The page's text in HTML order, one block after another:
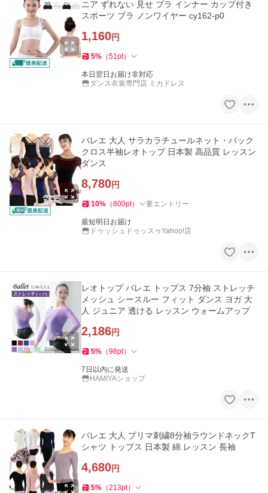
ニア ずれない 見せ ブラ インナー カップ付き
スポーツ ブラ ノンワイヤー cy162-p0
1,160円
5% （51pt）
本日翌日お届け非対応
ダンス衣装専門店 ミカドレス
バレエ 大人 サラカラチュールネット・バック
クロス半袖レオトップ 日本製 高品質 レッスン
ダンス
8,780円
10% （800pt） 要エントリー
最短明日お届け
ドゥッシュドゥッスゥYahoo!店
レオトップ バレエ トップス 7分袖 ストレッチ
メッシュ シースルー フィット ダンス ヨガ 大
人 ジュニア 透ける レッスン ウォームアップ
2,186円
5% （98pt）
7日以内に発送
HAMIYAショップ
バレエ 大人 プリマ刺繍8分袖ラウンドネックT
シャツ トップス 日本製 綿 レッスン 長袖
4,680円
5% （213pt）